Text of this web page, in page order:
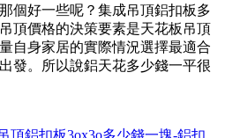
個好一些呢？集成吊頂鋁扣板多
頂價格的決策要素是天花板吊頂
自身家居的實際情況選擇最適合
發。所以說鋁天花多少錢一平很